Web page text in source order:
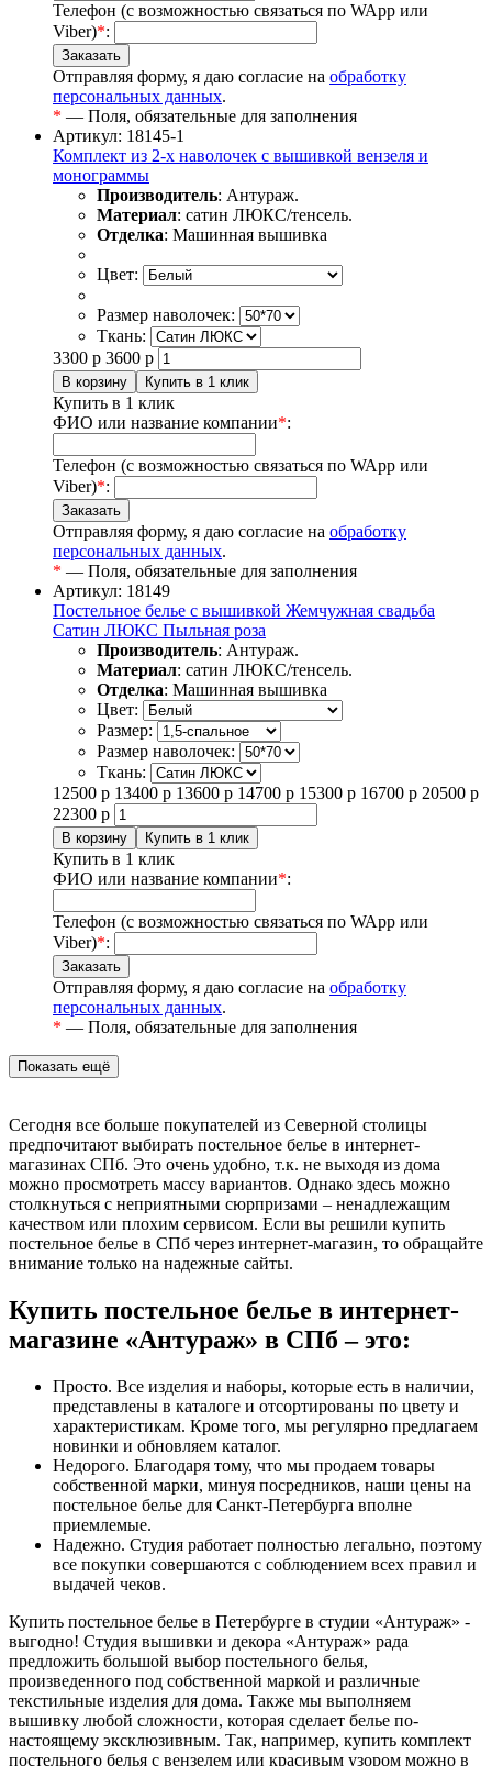
Телефон (с возможностью связаться по WApp или
Viber)*:
Отправляя форму, я даю согласие на обработку
персональных данных.
* — Поля, обязательные для заполнения
Артикул: 18145-1
Комплект из 2-х наволочек с вышивкой вензеля и
монограммы
Производитель: Антураж.
Материал: сатин ЛЮКС/тенсель.
Отделка: Машинная вышивка
Цвет:
Размер наволочек:
Ткань:
3300 р 3600 р
Купить в 1 клик
ФИО или название компании*:
Телефон (с возможностью связаться по WApp или
Viber)*:
Отправляя форму, я даю согласие на обработку
персональных данных.
* — Поля, обязательные для заполнения
Артикул: 18149
Постельное белье с вышивкой Жемчужная свадьба
Сатин ЛЮКС Пыльная роза
Производитель: Антураж.
Материал: сатин ЛЮКС/тенсель.
Отделка: Машинная вышивка
Цвет:
Размер:
Размер наволочек:
Ткань:
12500 р 13400 р 13600 р 14700 р 15300 р 16700 р 20500 р
22300 р
Купить в 1 клик
ФИО или название компании*:
Телефон (с возможностью связаться по WApp или
Viber)*:
Отправляя форму, я даю согласие на обработку
персональных данных.
* — Поля, обязательные для заполнения
Сегодня все больше покупателей из Северной столицы
предпочитают выбирать постельное белье в интернет-
магазинах СПб. Это очень удобно, т.к. не выходя из дома
можно просмотреть массу вариантов. Однако здесь можно
столкнуться с неприятными сюрпризами – ненадлежащим
качеством или плохим сервисом. Если вы решили купить
постельное белье в СПб через интернет-магазин, то обращайте
внимание только на надежные сайты.
Купить постельное белье в интернет-
магазине «Антураж» в СПб – это:
Просто. Все изделия и наборы, которые есть в наличии,
представлены в каталоге и отсортированы по цвету и
характеристикам. Кроме того, мы регулярно предлагаем
новинки и обновляем каталог.
Недорого. Благодаря тому, что мы продаем товары
собственной марки, минуя посредников, наши цены на
постельное белье для Санкт-Петербурга вполне
приемлемые.
Надежно. Студия работает полностью легально, поэтому
все покупки совершаются с соблюдением всех правил и
выдачей чеков.
Купить постельное белье в Петербурге в студии «Антураж» -
выгодно! Студия вышивки и декора «Антураж» рада
предложить большой выбор постельного белья,
произведенного под собственной маркой и различные
текстильные изделия для дома. Также мы выполняем
вышивку любой сложности, которая сделает белье по-
настоящему эксклюзивным. Так, например, купить комплект
постельного белья с вензелем или красивым узором можно в